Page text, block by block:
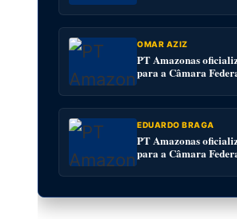
OMAR AZIZ
PT Amazonas
para a Câmara
EDUARDO BRAGA
PT Amazonas
para a Câmara